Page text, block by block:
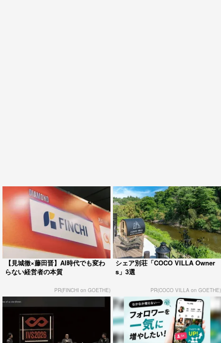
【見城徹×藤田晋】AI時代でも変わ
らない経営者の本質
PR(FINCHI on GOETHE)
シェア別荘「COCO VILLA Owner
s」3選
PR(COCO VILLA on GOETHE)